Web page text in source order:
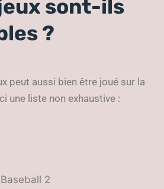
sont-ils
?
peut aussi bien être joué sur la
une liste non exhaustive :
2